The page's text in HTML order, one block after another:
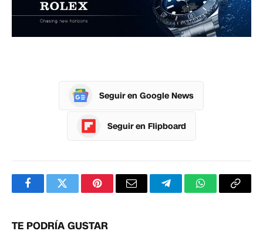
Seguir en Google News
Seguir en Flipboard
FacebookTwitterPinterestCorreoTelegramWhatsApp
TE PODRÍA GUSTAR